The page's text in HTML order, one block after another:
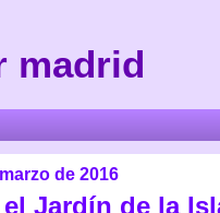
madrid
de 2016
Jardín de la